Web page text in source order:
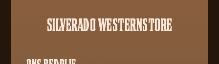
SILVERADO WESTERNSTORE